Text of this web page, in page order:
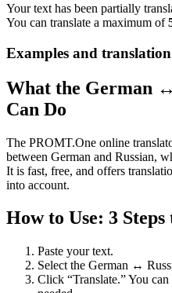
Your text has been partially
You can translate a maximum of
Examples and
What the German
Can Do
The PROMT.One online
between German and Russian,
It is fast, free, and offers
into account.
How to Use: 3
Paste your text.
Select the German ↔
Click “Translate.” You